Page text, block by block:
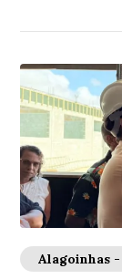
Alagoinhas -